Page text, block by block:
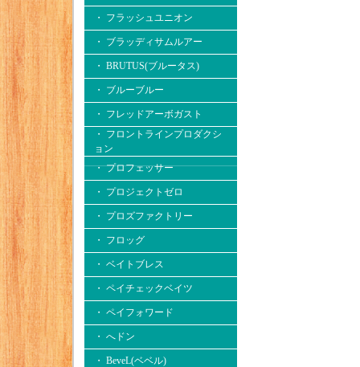
・ フラッシュユニオン
・ ブラッディサムルアー
・ BRUTUS(ブルータス)
・ ブルーブルー
・ フレッドアーボガスト
・ フロントラインプロダクシ
ョン
・ プロフェッサー
・ プロジェクトゼロ
・ プロズファクトリー
・ フロッグ
・ ベイトブレス
・ ペイチェックベイツ
・ ペイフォワード
・ へドン
・ BeveL(ベベル)